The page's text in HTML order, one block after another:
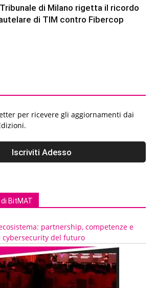
di Milano rigetta il ricordo
di TIM contro Fibercop
per ricevere gli aggiornamenti dai
BitMAT
partnership, competenze e
cybersecurity del futuro